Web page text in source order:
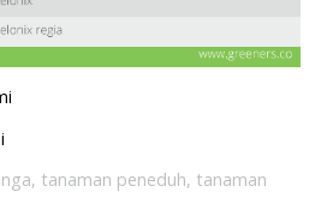
, tanaman peneduh, tanaman